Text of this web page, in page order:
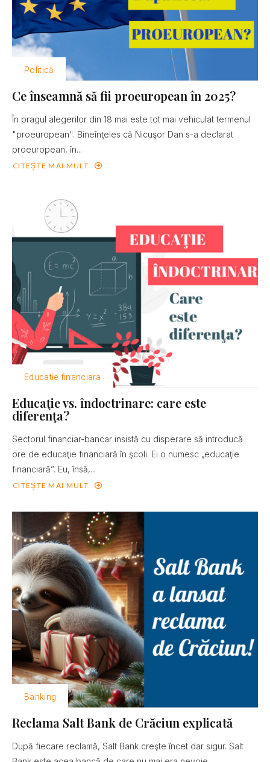
Politică
Ce înseamnă să fii proeuropean în 2025?
În pragul alegerilor din 18 mai este tot mai vehiculat termenul
"proeuropean". Bineînţeles că Nicuşor Dan s-a declarat
proeuropean, în...
CITEȘTE MAI MULT
Educatie financiara
Educaţie vs. îndoctrinare: care este
diferenţa?
Sectorul financiar-bancar insistă cu disperare să introducă
ore de educaţie financiară în şcoli. Ei o numesc „educaţie
financiară”. Eu, însă,...
CITEȘTE MAI MULT
Banking
Reclama Salt Bank de Crăciun explicată
După fiecare reclamă, Salt Bank creşte încet dar sigur. Salt